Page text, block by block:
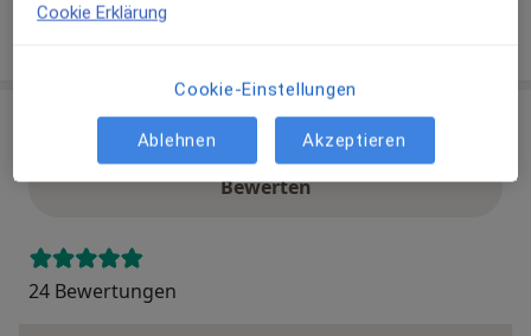
Mehr Details anzeigen
Erfahrungen
Bewerten
24 Bewertungen
Cookie Erklärung
Cookie-Einstellungen
Ablehnen Akzeptieren